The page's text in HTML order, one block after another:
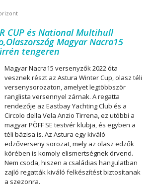
CUP és National Multihull
Magyar Nacra15
tengeren
Magyar Nacra15 versenyzők 2022 óta
vesznek részt az Astura Winter Cup, olasz téli
versenysorozaton, amelyet legtöbbször
ranglista versennyel zárnak. A regatta
rendezője az Eastbay Yachting Club és a
Circolo della Vela Anzio Tirrena, ez utóbbi a
magyar PÖFF SE testvér klubja, és egyben a
téli bázisa is. Az Astura egy kiváló
edzőverseny sorozat, mely az olasz edzők
körében is komoly elismertségnek örvend.
Nem csoda, hiszen a családias hangulatban
zajló regatták kiváló felkészítést biztosítanak
a szezonra.